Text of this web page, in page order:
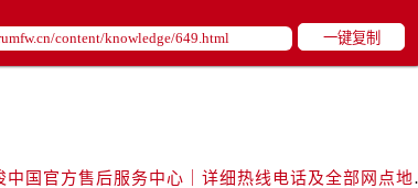
前预约）
前预约）
一键复制
天梭中国官